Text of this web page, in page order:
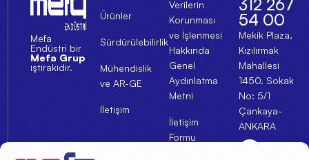
Mefa
Endüstri bir
Mefa Grup
iştirakidir.
Ürünler
Sürdürülebilirlik
Mühendislik
ve AR-GE
İletişim
Verilerin
Korunması
ve İşlenmesi
Hakkında
Genel
Aydınlatma
Metni
İletişim
Formu
312 267
54 00
Mekik Plaza,
Kızılırmak
Mahallesi
1450. Sokak
No: 5/1
Çankaya-
ANKARA